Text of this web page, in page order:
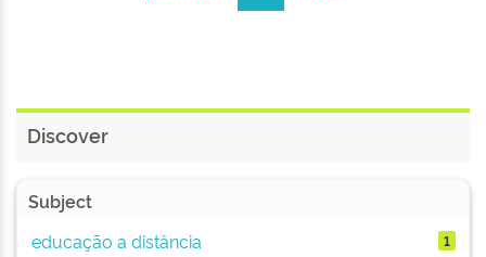
Discover
Subject
educação a distância
1